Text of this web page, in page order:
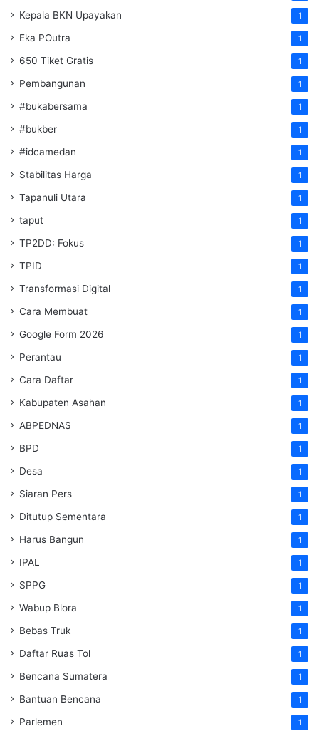
Kepala BKN Upayakan 1
Eka POutra 1
650 Tiket Gratis 1
Pembangunan 1
#bukabersama 1
#bukber 1
#idcamedan 1
Stabilitas Harga 1
Tapanuli Utara 1
taput 1
TP2DD: Fokus 1
TPID 1
Transformasi Digital 1
Cara Membuat 1
Google Form 2026 1
Perantau 1
Cara Daftar 1
Kabupaten Asahan 1
ABPEDNAS 1
BPD 1
Desa 1
Siaran Pers 1
Ditutup Sementara 1
Harus Bangun 1
IPAL 1
SPPG 1
Wabup Blora 1
Bebas Truk 1
Daftar Ruas Tol 1
Bencana Sumatera 1
Bantuan Bencana 1
Parlemen 1